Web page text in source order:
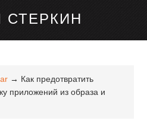
СТЕРКИН
→ Как предотвратить
приложений из образа и